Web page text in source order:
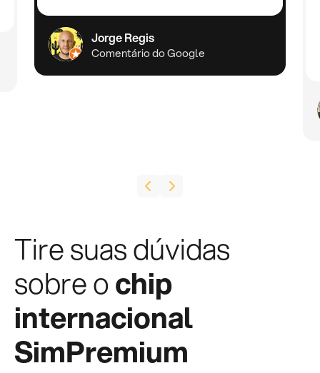
Jorge Regis
Comentário do Google
Tire suas dúvidas
sobre ochip
internacional
SimPremium